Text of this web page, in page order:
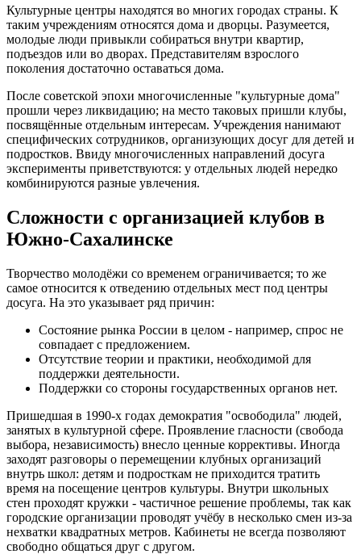
Культурные центры находятся во многих городах страны. К
таким учреждениям относятся дома и дворцы. Разумеется,
молодые люди привыкли собираться внутри квартир,
подъездов или во дворах. Представителям взрослого
поколения достаточно оставаться дома.
После советской эпохи многочисленные "культурные дома"
прошли через ликвидацию; на место таковых пришли клубы,
посвящённые отдельным интересам. Учреждения нанимают
специфических сотрудников, организующих досуг для детей и
подростков. Ввиду многочисленных направлений досуга
эксперименты приветствуются: у отдельных людей нередко
комбинируются разные увлечения.
Сложности с организацией клубов в
Южно-Сахалинске
Творчество молодёжи со временем ограничивается; то же
самое относится к отведению отдельных мест под центры
досуга. На это указывает ряд причин:
Состояние рынка России в целом - например, спрос не
совпадает с предложением.
Отсутствие теории и практики, необходимой для
поддержки деятельности.
Поддержки со стороны государственных органов нет.
Пришедшая в 1990-х годах демократия "освободила" людей,
занятых в культурной сфере. Проявление гласности (свобода
выбора, независимость) внесло ценные коррективы. Иногда
заходят разговоры о перемещении клубных организаций
внутрь школ: детям и подросткам не приходится тратить
время на посещение центров культуры. Внутри школьных
стен проходят кружки - частичное решение проблемы, так как
городские организации проводят учёбу в несколько смен из-за
нехватки квадратных метров. Кабинеты не всегда позволяют
свободно общаться друг с другом.